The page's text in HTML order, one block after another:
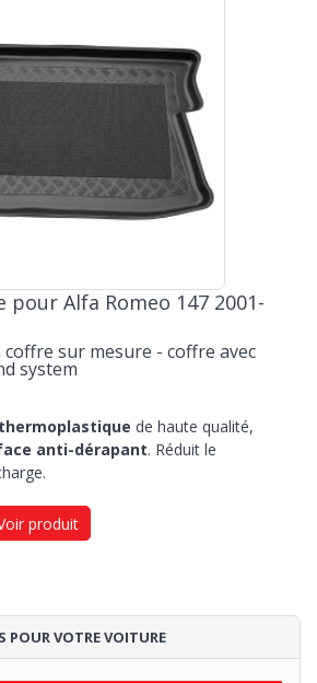
pour Alfa Romeo 147 2001-
sur mesure - coffre avec
system
thermoplastique de haute qualité,
anti-dérapant. Réduit le
produit
POUR VOTRE VOITURE